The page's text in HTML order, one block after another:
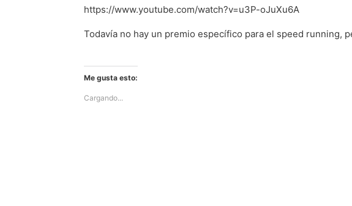
https://www.youtube.com/watch?v=u3P-oJuXu6A
Todavía no hay un premio específico para el speed running,
Me gusta esto:
Cargando...